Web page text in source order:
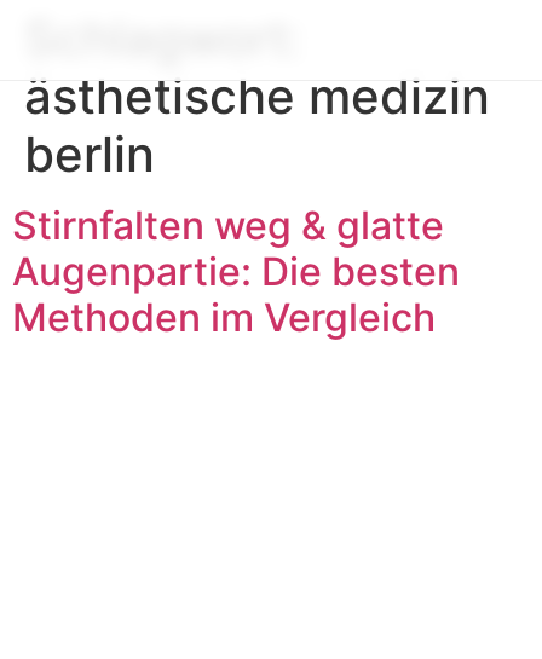
ästhetische medizin
berlin
Stirnfalten weg & glatte
Augenpartie: Die besten
Methoden im Vergleich